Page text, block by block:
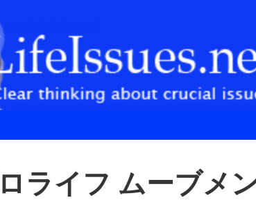
ライフ ムーブメ